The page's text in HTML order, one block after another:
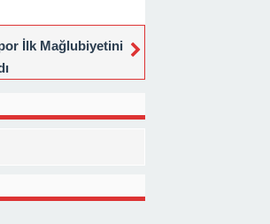
İlk Mağlubiyetini